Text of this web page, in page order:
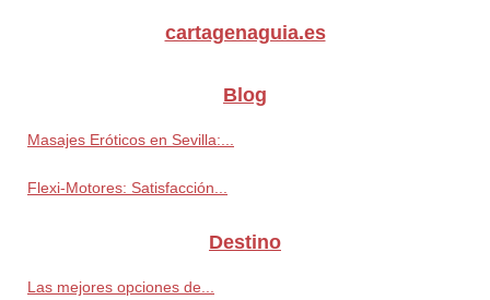
cartagenaguia.es
Blog
Masajes Eróticos en Sevilla:...
Flexi-Motores: Satisfacción...
Destino
Las mejores opciones de...